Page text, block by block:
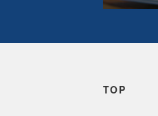
TOP